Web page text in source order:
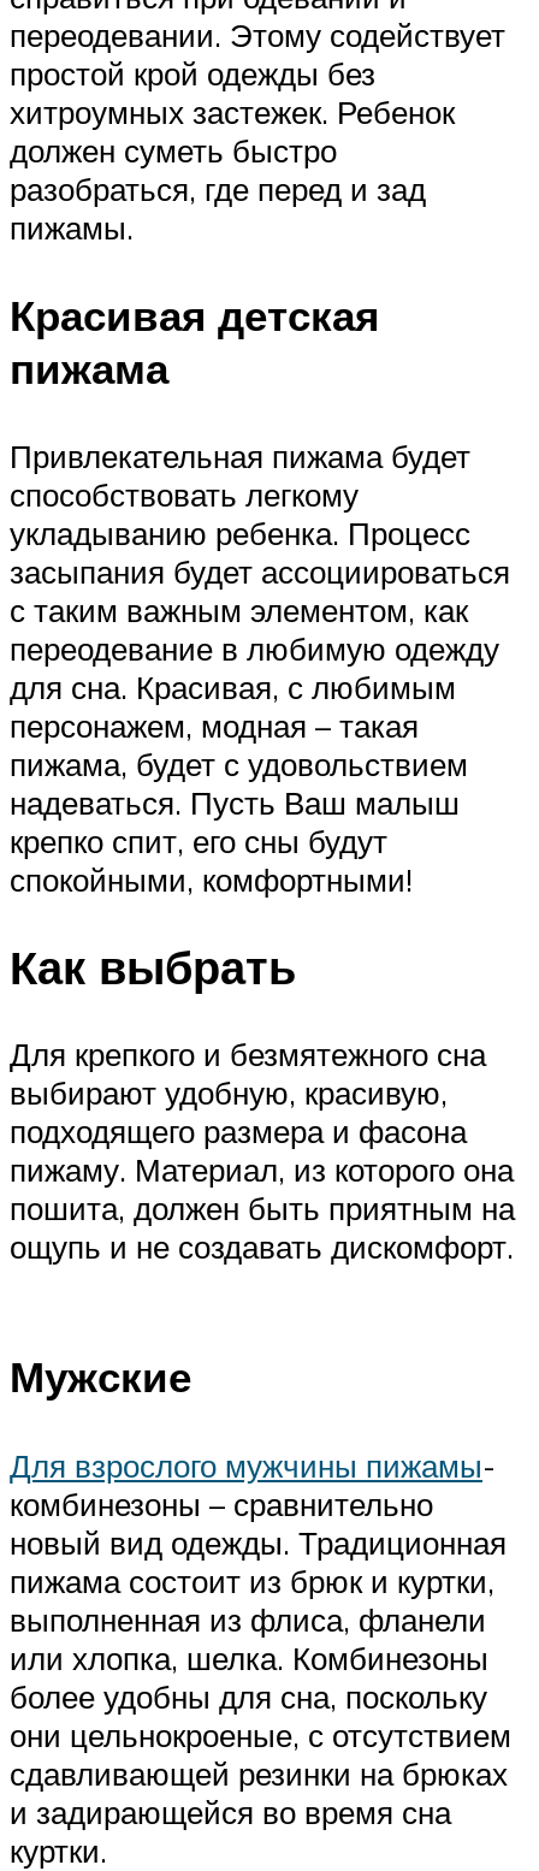
переодевании. Этому содействует
простой крой одежды без
хитроумных застежек. Ребенок
должен суметь быстро
разобраться, где перед и зад
пижамы.
Красивая детская
пижама
Привлекательная пижама будет
способствовать легкому
укладыванию ребенка. Процесс
засыпания будет ассоциироваться
с таким важным элементом, как
переодевание в любимую одежду
для сна. Красивая, с любимым
персонажем, модная – такая
пижама, будет с удовольствием
надеваться. Пусть Ваш малыш
крепко спит, его сны будут
спокойными, комфортными!
Как выбрать
Для крепкого и безмятежного сна
выбирают удобную, красивую,
подходящего размера и фасона
пижаму. Материал, из которого она
пошита, должен быть приятным на
ощупь и не создавать дискомфорт.
Мужские
Для взрослого мужчины пижамы-
комбинезоны – сравнительно
новый вид одежды. Традиционная
пижама состоит из брюк и куртки,
выполненная из флиса, фланели
или хлопка, шелка. Комбинезоны
более удобны для сна, поскольку
они цельнокроеные, с отсутствием
сдавливающей резинки на брюках
и задирающейся во время сна
куртки.